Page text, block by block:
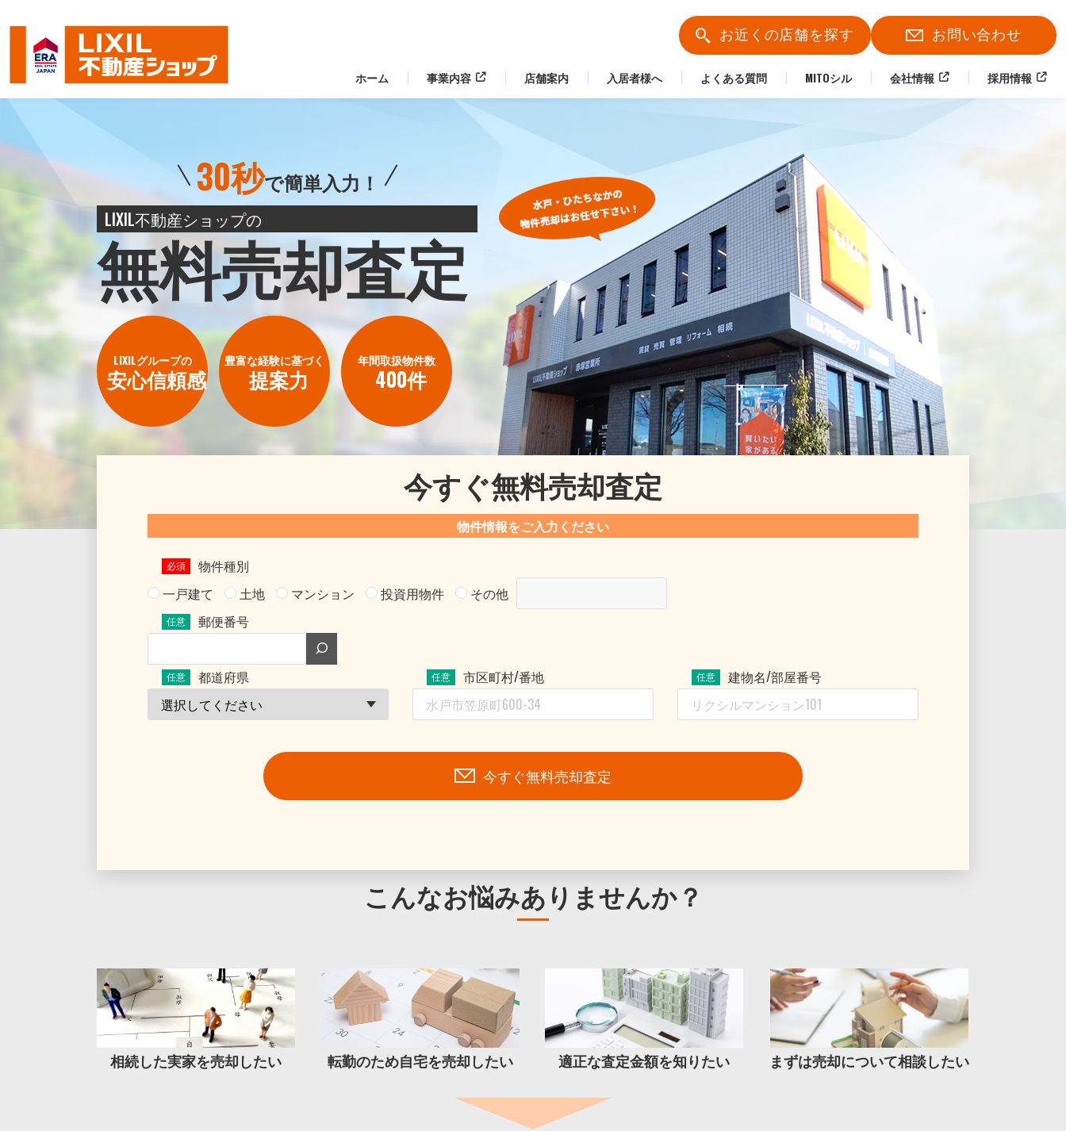
お近くの店舗を探す お問い合わせ
ホーム 事業内容 店舗案内 入居者様へ よくある質問 MITOシル 会社情報 採用情報
30秒で簡単入力！
LIXIL不動産ショップの
無料売却査定
LIXILグループの
安心信頼感
豊富な経験に基づく
提案力
年間取扱物件数
400件
今すぐ無料売却査定
物件情報をご入力ください
物件種別
一戸建て
土地 マンション 投資用物件
その他
郵便番号
都道府県 市区町村/番地 建物名/部屋番号
今すぐ無料売却査定
こんなお悩みありませんか？
相続した実家を売却したい 転勤のため自宅を売却したい 適正な査定金額を知りたい まずは売却について相談したい